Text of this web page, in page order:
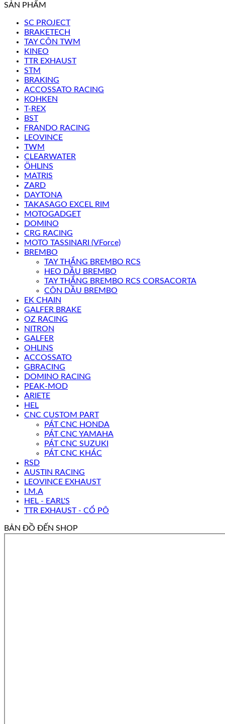
SẢN PHẨM
SC PROJECT
BRAKETECH
TAY CÔN TWM
KINEO
TTR EXHAUST
STM
BRAKING
ACCOSSATO RACING
KOHKEN
T-REX
BST
FRANDO RACING
LEOVINCE
TWM
CLEARWATER
ÖHLINS
MATRIS
ZARD
DAYTONA
TAKASAGO EXCEL RIM
MOTOGADGET
DOMINO
CRG RACING
MOTO TASSINARI (VForce)
BREMBO
TAY THẮNG BREMBO RCS
HEO DẦU BREMBO
TAY THẮNG BREMBO RCS CORSACORTA
CÔN DẦU BREMBO
EK CHAIN
GALFER BRAKE
OZ RACING
NITRON
GALFER
OHLINS
ACCOSSATO
GBRACING
DOMINO RACING
PEAK-MOD
ARIETE
HEL
CNC CUSTOM PART
PÁT CNC HONDA
PÁT CNC YAMAHA
PÁT CNC SUZUKI
PÁT CNC KHÁC
RSD
AUSTIN RACING
LEOVINCE EXHAUST
I.M.A
HEL - EARL'S
TTR EXHAUST - CỔ PÔ
BẢN ĐỒ ĐẾN SHOP